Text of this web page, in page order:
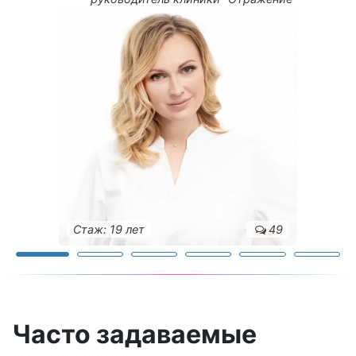
Стаж: 19 лет 49
Часто задаваемые